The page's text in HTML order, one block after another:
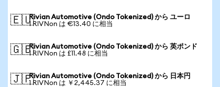
🇪🇺Rivian Automotive (Ondo Tokenized) から ユーロ
1 RIVNon は €13.40 に相当
🇬🇧Rivian Automotive (Ondo Tokenized) から 英ポンド
1 RIVNon は £11.48 に相当
🇯🇵Rivian Automotive (Ondo Tokenized) から 日本円
1 RIVNon は ￥2,445.37 に相当